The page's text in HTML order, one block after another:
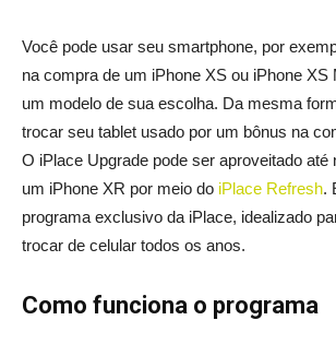
Você pode usar seu smartphone, por
na compra de um iPhone XS ou iPhone XS
um modelo de sua escolha. Da mesma
trocar seu tablet usado por um bônus na
O iPlace Upgrade pode ser aproveitado até
um iPhone XR por meio do iPlace Refresh.
programa exclusivo da iPlace, idealizado
trocar de celular todos os anos.
Como funciona o programa